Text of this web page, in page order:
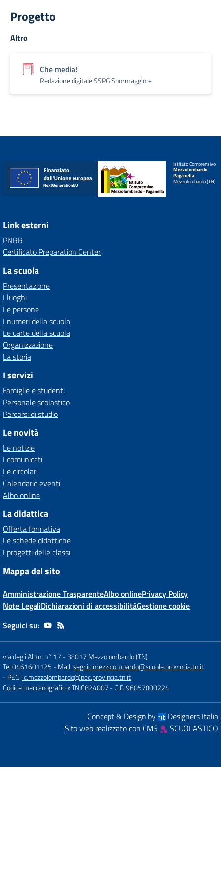
Progetto
Altro
Che media!
Redazione digitale SSPG Spormaggiore
Istituto Comprensivo
Mezzolombardo
Paganella
Mezzolombardo (TN)
Link esterni
PNRR
Certificato Preparation Center
La scuola
Presentazione
I luoghi
Le persone
I numeri della scuola
Le carte della scuola
Organizzazione
La storia
I servizi
Famiglie e studenti
Personale scolastico
Percorsi di studio
Le novità
Le notizie
I comunicati
Le circolari
Calendario eventi
Albo online
La didattica
Offerta formativa
Le schede didattiche
I progetti delle classi
Mappa del sito
Amministrazione TrasparenteAlbo onlinePrivacy Policy
Note LegaliDichiarazioni di accessibilitàGestione cookie
Seguici su:
via degli Alpini n° 17 -38017 Mezzolombardo (TN)
Tel 0461601125 - Mail:segr.ic.mezzolombardo@scuole.provincia.tn.it
- PEC: ic.mezzolombardo@pec.provincia.tn.it
Codice meccanografico: TNIC824007 - C.F. 96057000224
Concept & Design by
Designers Italia
Sito web realizzato con CMS
SCUOLASTICO